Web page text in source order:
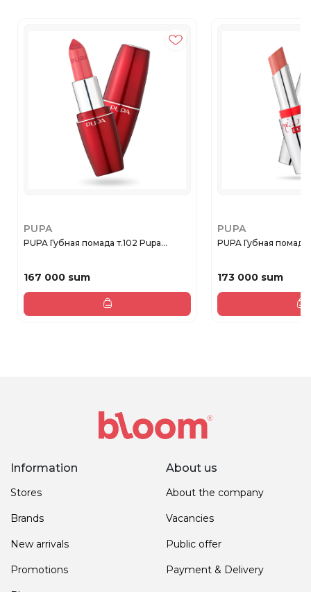
PUPA
PUPA Губная помада т.102 Pupa...
167 000 sum
PUPA
PUPA Губная
173 000 sum
Information
Stores
Brands
New arrivals
Promotions
About us
About the company
Vacancies
Public offer
Payment & Delivery